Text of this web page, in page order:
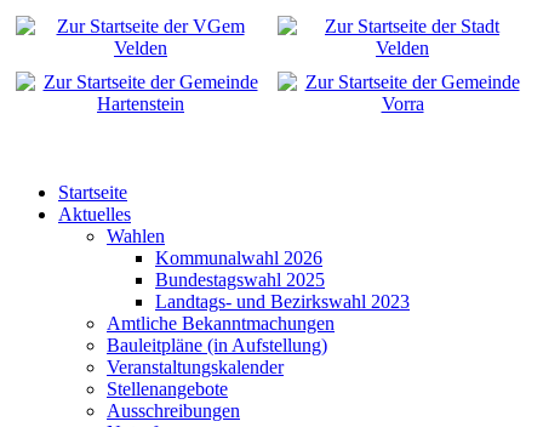
Startseite
Aktuelles
Wahlen
Kommunalwahl 2026
Bundestagswahl 2025
Landtags- und Bezirkswahl 2023
Amtliche Bekanntmachungen
Bauleitpläne (in Aufstellung)
Veranstaltungskalender
Stellenangebote
Ausschreibungen